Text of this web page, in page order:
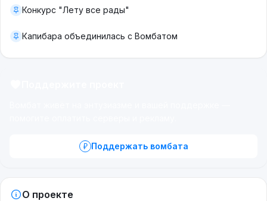
Конкурс "Лету все рады"
Капибара объединилась с Вомбатом
Поддержать вомбата
О проекте